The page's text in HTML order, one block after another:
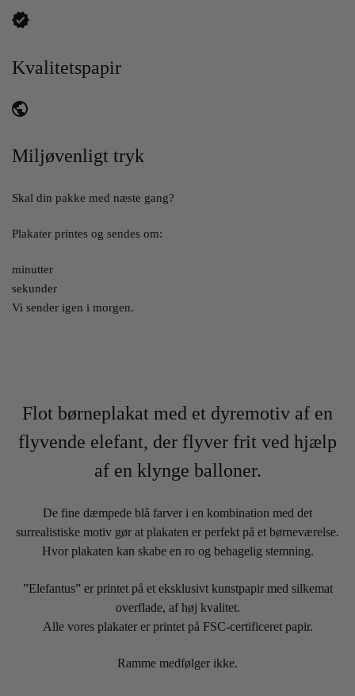
Kvalitetspapir
Miljøvenligt tryk
Skal din pakke med næste gang?
Plakater printes og sendes om:
minutter
sekunder
Vi sender igen i morgen.
Flot børneplakat med et dyremotiv af en
flyvende elefant, der flyver frit ved hjælp
af en klynge balloner.
De fine dæmpede blå farver i en kombination med det
surrealistiske motiv gør at plakaten er perfekt på et børneværelse.
Hvor plakaten kan skabe en ro og behagelig stemning.
”Elefantus” er printet på et eksklusivt kunstpapir med silkemat
overflade, af høj kvalitet.
Alle vores plakater er printet på FSC-certificeret papir.
Ramme medfølger ikke.